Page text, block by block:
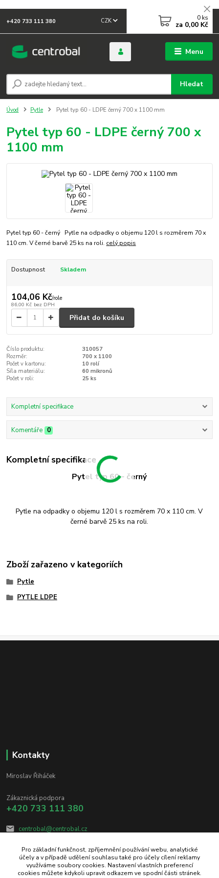
Menu
CZK
Hledat
+420 733 111 380 0 ks
za 0,00 Kč
Úvod Pytle Pytel typ 60 - LDPE černý 700 x 1100 mm
Pytel typ 60 - LDPE černý 700 x
1100 mm
Pytel typ 60 - černý Pytle na odpadky o objemu 120 l s rozměrem 70 x
110 cm. V černé barvě 25 ks na roli. celý popis
Dostupnost Skladem
104,06 Kč/role
86,00 Kč bez DPH
Přidat do košíku
Číslo produktu:
310057
Rozměr:
700 x 1100
Počet v kartonu:
10 rolí
Síla materiálu:
60 mikronů
Počet v roli:
25 ks
Kompletní specifikace
Komentáře 0
Kompletní specifikace
Pytel typ 60 - černý
Pytle na odpadky o objemu 120 l s rozměrem 70 x 110 cm. V
černé barvě 25 ks na roli.
Zboží zařazeno v kategoriích
Pytle
PYTLE LDPE
Kontakty
Miroslav Řiháček
Zákaznická podpora
+420 733 111 380
centrobal@centrobal.cz
Pro základní funkčnost, zpříjemnění používání webu, analytické
účely a v případě udělení souhlasu také pro účely cílení reklamy
využíváme soubory cookies. Nastavení vlastních preferencí
cookies můžete kdykoli upravit odkazem ve spodní části stránek.